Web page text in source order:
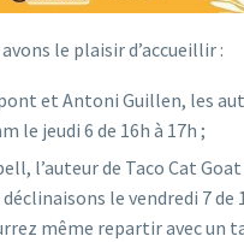
le plaisir d’accueillir :
et Antoni Guillen, les
le jeudi 6 de 16h à 17h ;
l’auteur de Taco Cat Goat
le vendredi 7 de
même repartir avec un